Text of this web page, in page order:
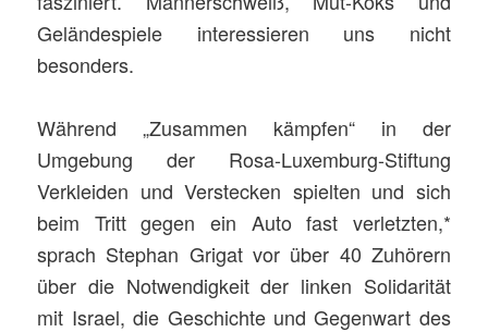
Geländespiele interessieren uns nicht
besonders.
Während „Zusammen kämpfen“ in der
Umgebung der Rosa-Luxemburg-Stiftung
Verkleiden und Verstecken spielten und sich
beim Tritt gegen ein Auto fast verletzten,*
sprach Stephan Grigat vor über 40 Zuhörern
über die Notwendigkeit der linken Solidarität
mit Israel, die Geschichte und Gegenwart des